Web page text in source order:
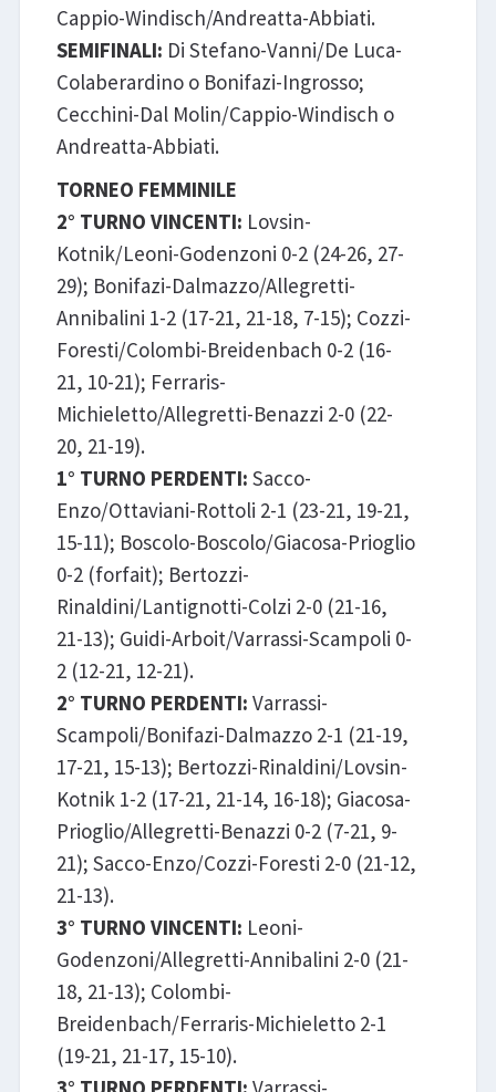
Cappio-Windisch/Andreatta-Abbiati.
SEMIFINALI: Di Stefano-Vanni/De Luca-
Colaberardino o Bonifazi-Ingrosso;
Cecchini-Dal Molin/Cappio-Windisch o
Andreatta-Abbiati.
TORNEO FEMMINILE
2° TURNO VINCENTI: Lovsin-
Kotnik/Leoni-Godenzoni 0-2 (24-26, 27-
29); Bonifazi-Dalmazzo/Allegretti-
Annibalini 1-2 (17-21, 21-18, 7-15); Cozzi-
Foresti/Colombi-Breidenbach 0-2 (16-
21, 10-21); Ferraris-
Michieletto/Allegretti-Benazzi 2-0 (22-
20, 21-19).
1° TURNO PERDENTI: Sacco-
Enzo/Ottaviani-Rottoli 2-1 (23-21, 19-21,
15-11); Boscolo-Boscolo/Giacosa-Prioglio
0-2 (forfait); Bertozzi-
Rinaldini/Lantignotti-Colzi 2-0 (21-16,
21-13); Guidi-Arboit/Varrassi-Scampoli 0-
2 (12-21, 12-21).
2° TURNO PERDENTI: Varrassi-
Scampoli/Bonifazi-Dalmazzo 2-1 (21-19,
17-21, 15-13); Bertozzi-Rinaldini/Lovsin-
Kotnik 1-2 (17-21, 21-14, 16-18); Giacosa-
Prioglio/Allegretti-Benazzi 0-2 (7-21, 9-
21); Sacco-Enzo/Cozzi-Foresti 2-0 (21-12,
21-13).
3° TURNO VINCENTI: Leoni-
Godenzoni/Allegretti-Annibalini 2-0 (21-
18, 21-13); Colombi-
Breidenbach/Ferraris-Michieletto 2-1
(19-21, 21-17, 15-10).